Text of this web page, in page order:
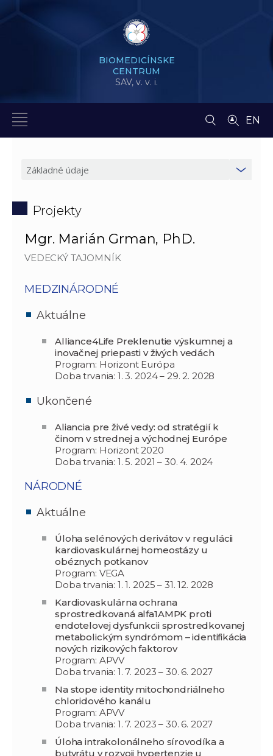
BIOMEDICÍNSKE
CENTRUM
SAV, v. v. i.
EN
Projekty
Mgr. Marián Grman, PhD.
VEDECKÝ TAJOMNÍK
MEDZINÁRODNÉ
Aktuálne
Alliance4Life Preklenutie výskumnej a
inovačnej priepasti v živých vedách
Program: Horizont Európa
Doba trvania: 1. 3. 2024 – 29. 2. 2028
Ukončené
Aliancia pre živé vedy: od stratégií k
činom v strednej a východnej Európe
Program: Horizont 2020
Doba trvania: 1. 5. 2021 – 30. 4. 2024
NÁRODNÉ
Aktuálne
Úloha selénových derivátov v regulácii
kardiovaskulárnej homeostázy u
obéznych potkanov
Program: VEGA
Doba trvania: 1. 1. 2025 – 31. 12. 2028
Kardiovaskulárna ochrana
sprostredkovaná alfa1AMPK proti
endotelovej dysfunkcii sprostredkovanej
metabolickým syndrómom – identifikácia
nových rizikových faktorov
Program: APVV
Doba trvania: 1. 7. 2023 – 30. 6. 2027
Na stope identity mitochondriálneho
chloridového kanálu
Program: APVV
Doba trvania: 1. 7. 2023 – 30. 6. 2027
Úloha intrakolonálneho sírovodíka a
butyrátu v rozvoji hypertenzie u